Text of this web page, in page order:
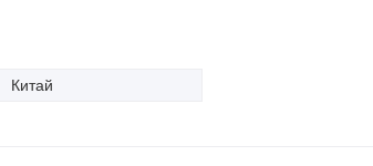
Китай